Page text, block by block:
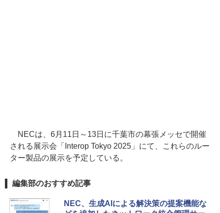
NECは、6月11日～13日に千葉市の幕張メッセで開催
される展示会「Interop Tokyo 2025」にて、これらのルー
ター製品の展示を予定している。
編集部のおすすめ記事
NEC、生成AIによる解決策の提案機能な